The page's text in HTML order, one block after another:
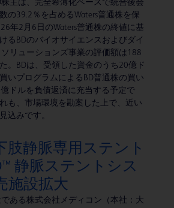
主は、完全希薄化ベースで統合後会
の39.2％を占めるWaters普通株を保
年2月6日のWaters普通株の終値に基
るBDのバイオサイエンスおよびダイ
リューションズ事業の評価額は188
。BDは、受領した資金のうち20億ド
いプログラムによるBD普通株の買い
ドルを負債返済に充当する予定で
も、市場環境を勘案した上で、近い
込みです。
肢静脈専用ステント
静脈ステントシス
施設拡大
ある株式会社メディコン（本社：大